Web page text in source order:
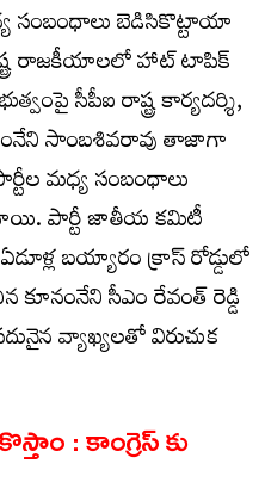
సంబంధాలు బెడిసికొట్టాయా
రాజకీయాలలో హాట్ టాపిక్
సీపీఐ రాష్ట్ర కార్యదర్శి,
సాంబశివరావు తాజాగా
మధ్య సంబంధాలు
పార్టీ జాతీయ కమిటీ
బయ్యారం క్రాస్ రోడ్డులో
కూనంనేని సీఎం రేవంత్ రెడ్డి
వ్యాఖ్యలతో విరుచుక
: కాంగ్రెస్ కు